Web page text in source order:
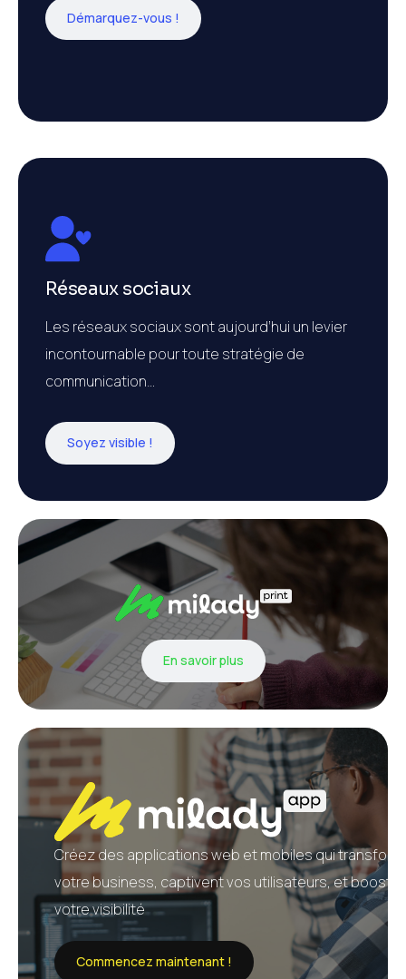
Démarquez-vous !
Réseaux sociaux
Les réseaux sociaux sont aujourd’hui un levier
incontournable pour toute stratégie de
communication…
Soyez visible !
En savoir plus
Créez des applications web et mobiles qui
votre business, captivent vos utilisateurs, et
votre visibilité
Commencez maintenant !